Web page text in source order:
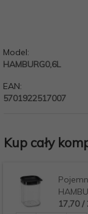
Model:
HAMBURG0,6L
EAN:
5701922517007
Kup cały
17,70 /